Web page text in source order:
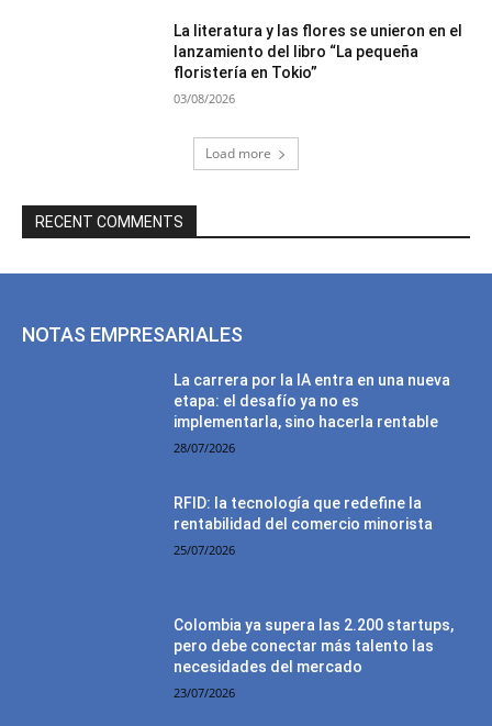
La literatura y las flores se unieron en el
lanzamiento del libro “La pequeña
floristería en Tokio”
03/08/2026
Load more
RECENT COMMENTS
NOTAS EMPRESARIALES
La carrera por la IA entra en una nueva
etapa: el desafío ya no es
implementarla, sino hacerla rentable
28/07/2026
RFID: la tecnología que redefine la
rentabilidad del comercio minorista
25/07/2026
Colombia ya supera las 2.200 startups,
pero debe conectar más talento las
necesidades del mercado
23/07/2026